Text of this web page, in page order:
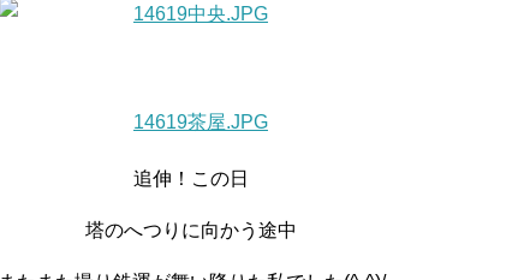
追伸！この日
塔のへつりに向かう途中